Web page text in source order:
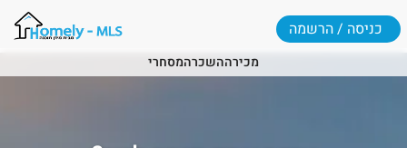
מכירההשכרהמסחרי
כניסה / הרשמה